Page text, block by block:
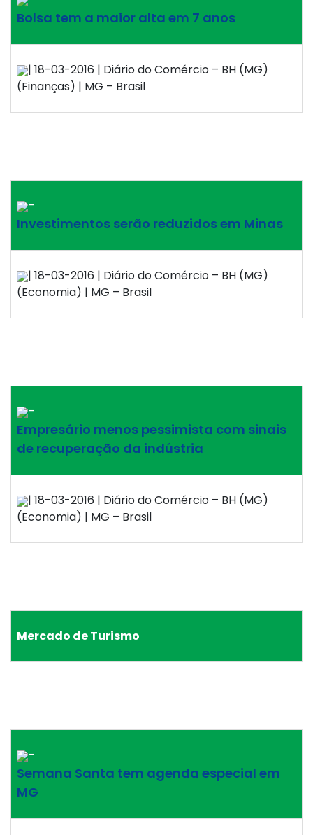
Bolsa tem a maior alta em 7 anos
| 18-03-2016 | Diário do Comércio – BH (MG)
(Finanças) | MG – Brasil
–
Investimentos serão reduzidos em Minas
| 18-03-2016 | Diário do Comércio – BH (MG)
(Economia) | MG – Brasil
–
Empresário menos pessimista com sinais
de recuperação da indústria
| 18-03-2016 | Diário do Comércio – BH (MG)
(Economia) | MG – Brasil
Mercado de Turismo
–
Semana Santa tem agenda especial em
MG